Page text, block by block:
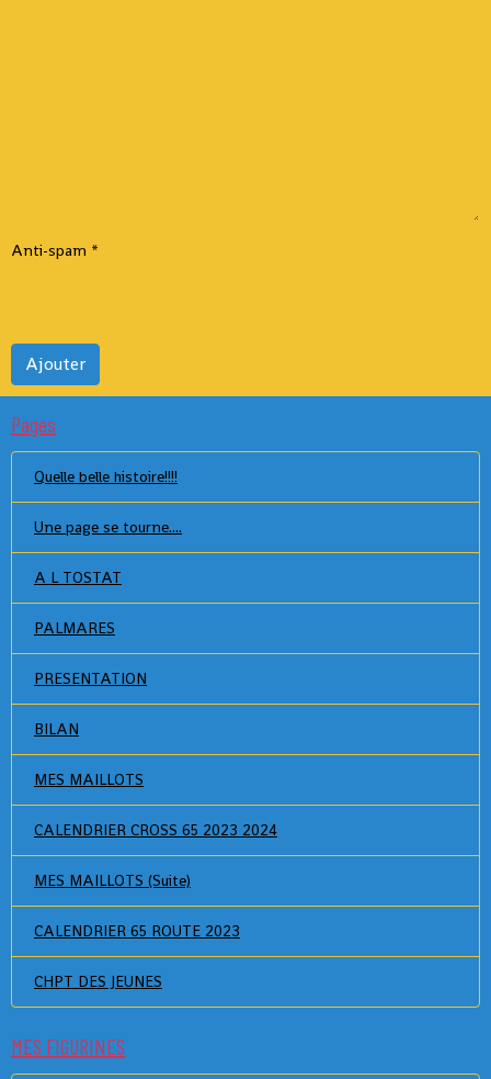
Anti-spam
Ajouter
Pages
Quelle belle histoire!!!!
Une page se tourne....
A L TOSTAT
PALMARES
PRESENTATION
BILAN
MES MAILLOTS
CALENDRIER CROSS 65 2023 2024
MES MAILLOTS (Suite)
CALENDRIER 65 ROUTE 2023
CHPT DES JEUNES
MES FIGURINES